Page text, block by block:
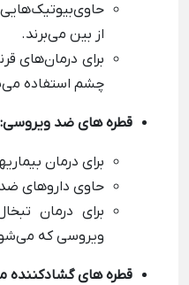
از بین می‌برند.
برای درمان‌های
چشم استفاده
قطره های ضد ویروسی:
برای درمان
حاوی داروهای
برای درمان
ویروسی که
قطره های گشادکننده